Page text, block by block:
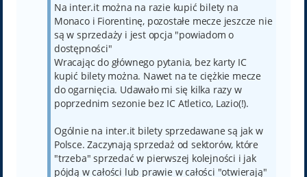
Na inter.it można na razie kupić bilety na
Monaco i Fiorentinę, pozostałe mecze jeszcze nie
są w sprzedaży i jest opcja "powiadom o
dostępności"
Wracając do głównego pytania, bez karty IC
kupić bilety można. Nawet na te ciężkie mecze
do ogarnięcia. Udawało mi się kilka razy w
poprzednim sezonie bez IC Atletico, Lazio(!).
Ogólnie na inter.it bilety sprzedawane są jak w
Polsce. Zaczynają sprzedaż od sektorów, które
"trzeba" sprzedać w pierwszej kolejności i jak
pójdą w całości lub prawie w całości "otwierają"